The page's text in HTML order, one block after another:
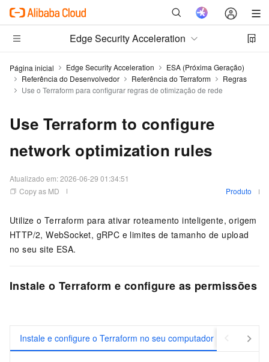
Edge Security Acceleration
Página inicial Edge Security Acceleration
ESA (Próxima Geração)
Referência do Desenvolvedor
Referência do Terraform
Regras
Use o Terraform para configurar regras de otimização de rede
Use Terraform to configure
network optimization rules
Atualizado em:2026-06-29 01:34:51
Copy as MD
Produto
Utilize o Terraform para ativar roteamento inteligente, origem
HTTP/2, WebSocket, gRPC e limites de tamanho de upload
no seu site ESA.
Instale o Terraform e configure as permissões
Instale e configure o Terraform no seu computador Utilize